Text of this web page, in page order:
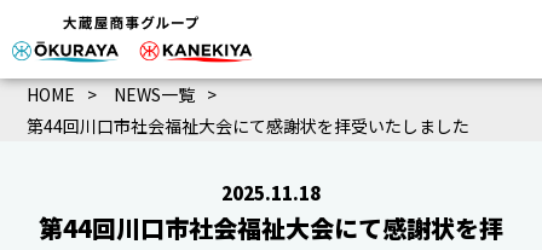
HOME
NEWS一覧
第44回川口市社会福祉大会にて感謝状を拝受いたしました
2025.11.18
第44回川口市社会福祉大会にて感謝状を拝